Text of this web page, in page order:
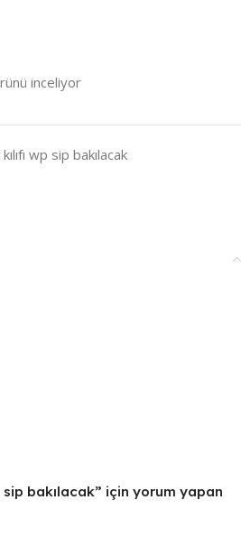
inceliyor
wp sip bakılacak
sip bakılacak” için yorum yapan